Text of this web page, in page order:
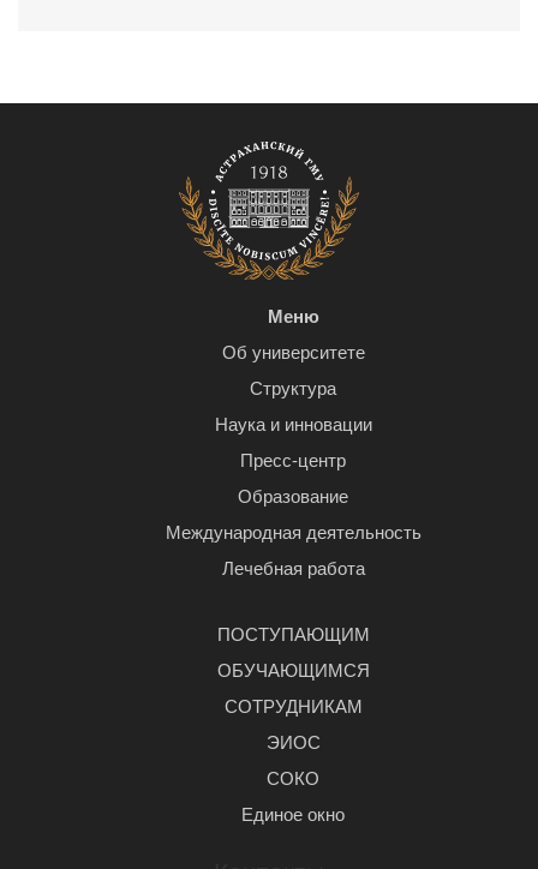
Меню
Об университете
Структура
Наука и инновации
Пресс-центр
Образование
Международная деятельность
Лечебная работа
ПОСТУПАЮЩИМ
ОБУЧАЮЩИМСЯ
СОТРУДНИКАМ
ЭИОС
СОКО
Единое окно